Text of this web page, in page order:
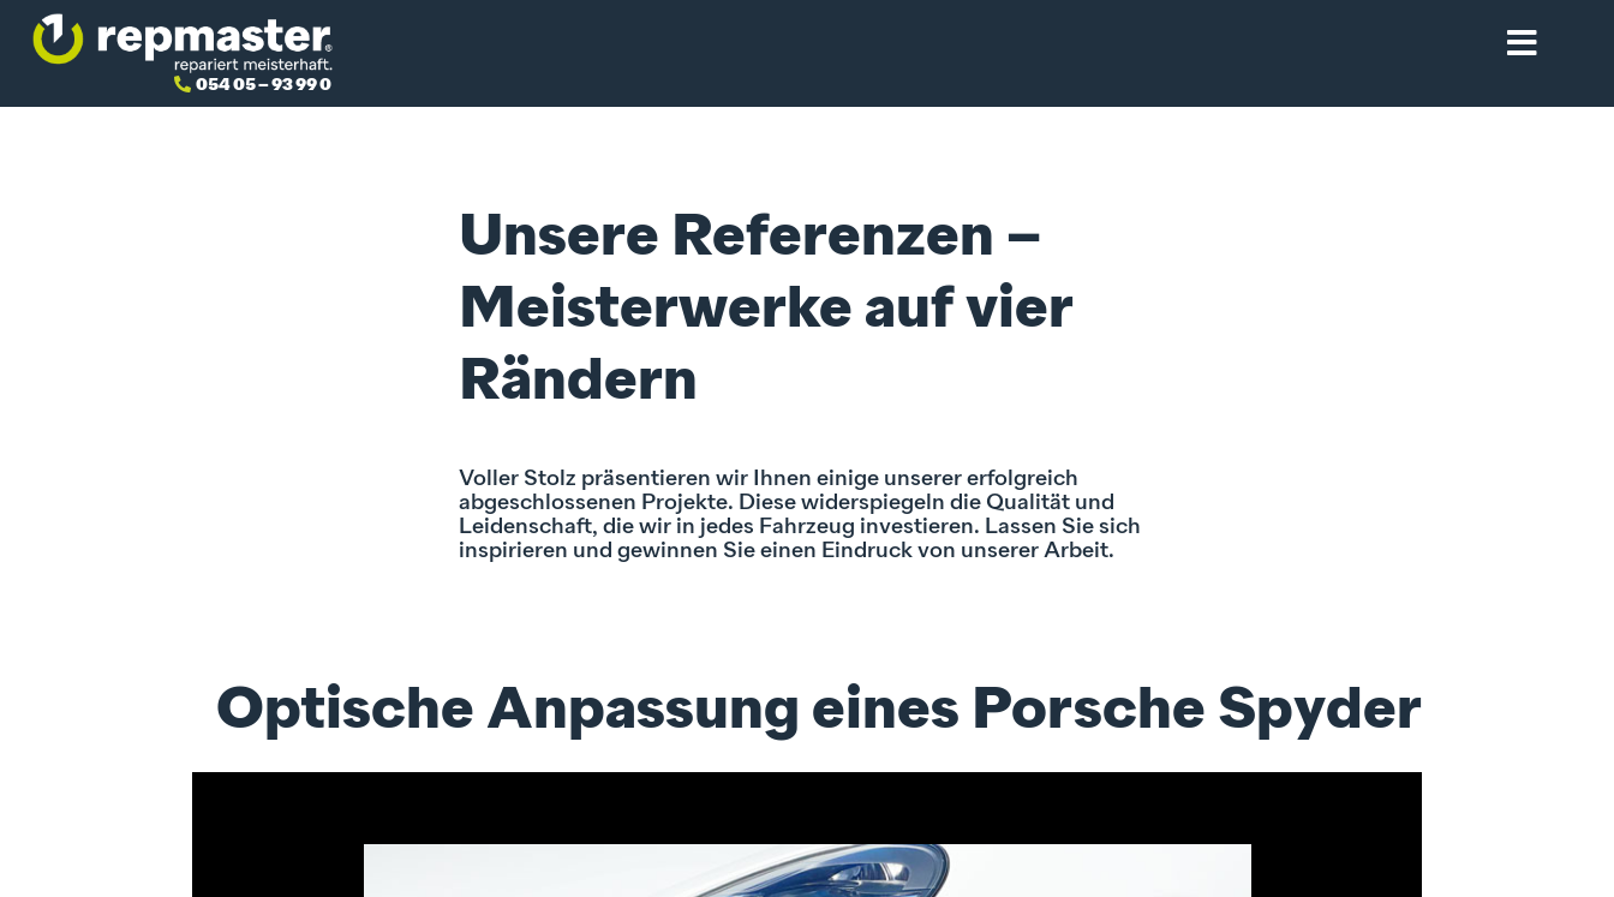
054 05 – 93 99 0
Unsere Referenzen –
Meisterwerke auf vier
Rändern
Voller Stolz präsentieren wir Ihnen einige unserer erfolgreich
abgeschlossenen Projekte. Diese widerspiegeln die Qualität und
Leidenschaft, die wir in jedes Fahrzeug investieren. Lassen Sie sich
inspirieren und gewinnen Sie einen Eindruck von unserer Arbeit.
Optische Anpassung eines Porsche Spyder